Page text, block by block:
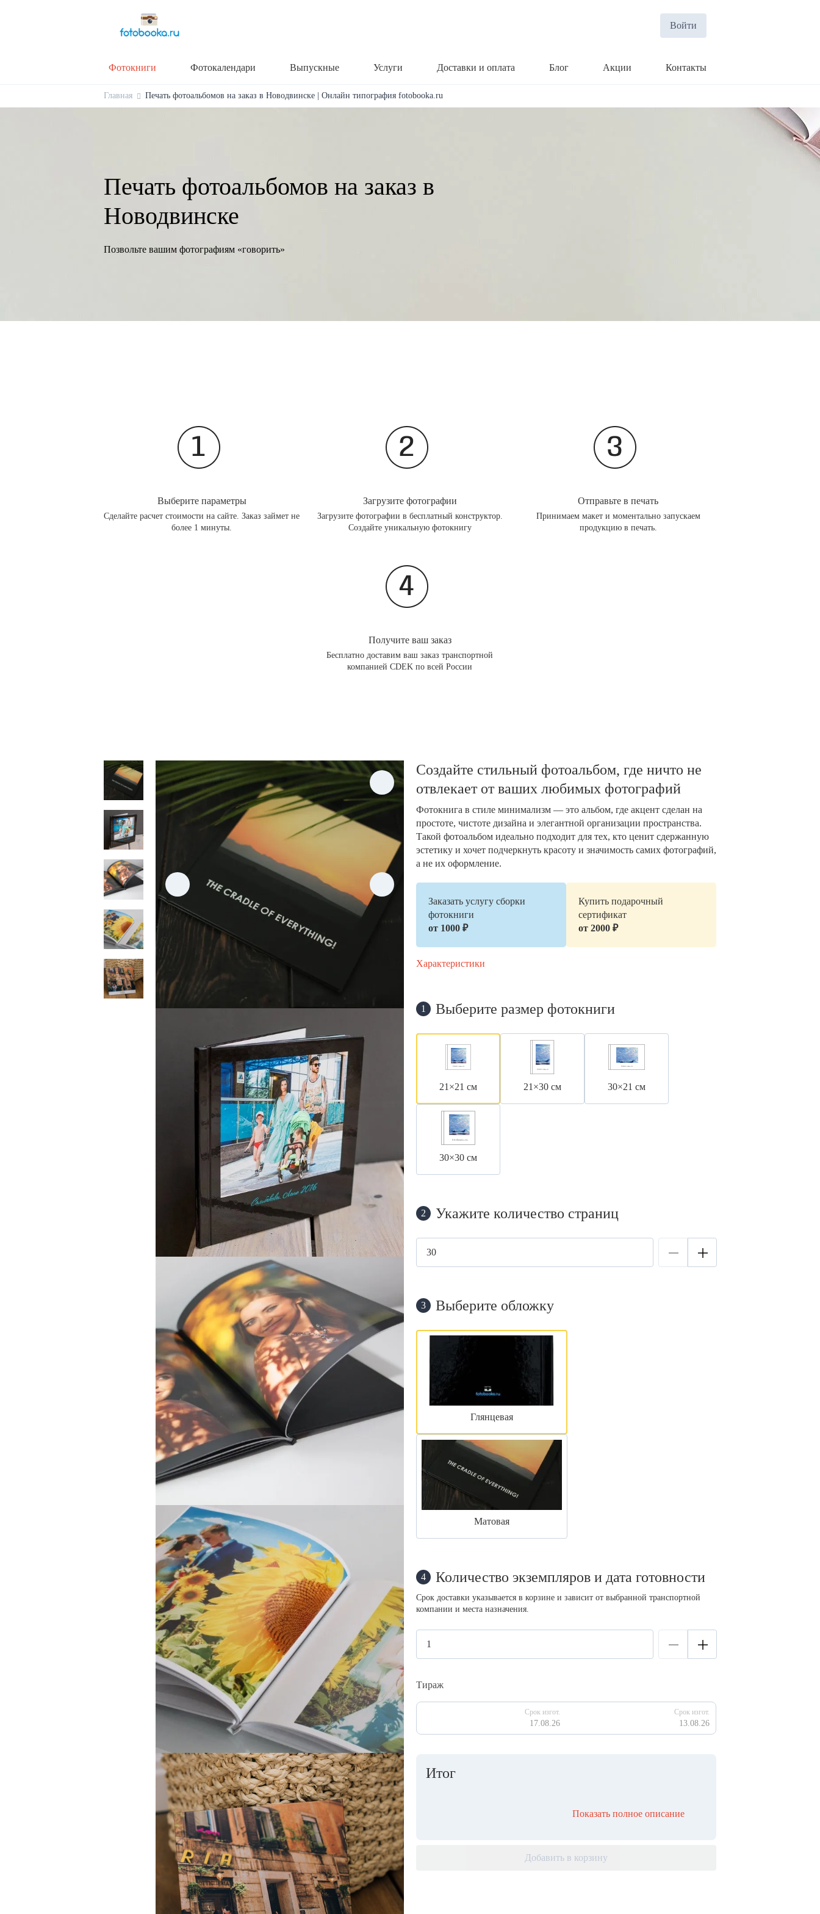
Войти
Фотокниги Фотокалендари Выпускные Услуги Доставки и оплата Блог Акции Контакты
Главная Печать фотоальбомов на заказ в Новодвинске | Онлайн типография fotobooka.ru
Печать фотоальбомов на заказ в
Новодвинске
Позвольте вашим фотографиям «говорить»
Выберите параметры
Сделайте расчет стоимости на сайте. Заказ займет не
более 1 минуты.
Загрузите фотографии
Загрузите фотографии в бесплатный конструктор.
Создайте уникальную фотокнигу
Отправьте в печать
Принимаем макет и моментально запускаем
продукцию в печать.
Получите ваш заказ
Бесплатно доставим ваш заказ транспортной
компанией CDEK по всей России
Создайте стильный фотоальбом, где ничто не
отвлекает от ваших любимых фотографий
Фотокнига в стиле минимализм — это альбом, где акцент сделан на
простоте, чистоте дизайна и элегантной организации пространства.
Такой фотоальбом идеально подходит для тех, кто ценит сдержанную
эстетику и хочет подчеркнуть красоту и значимость самих фотографий,
а не их оформление.
Заказать услугу сборки
фотокниги
от 1000 ₽
Купить подарочный
сертификат
от 2000 ₽
Характеристики
1 Выберите размер фотокниги
21×21 см 21×30 см 30×21 см
30×30 см
2 Укажите количество страниц
3 Выберите обложку
Глянцевая
Матовая
4 Количество экземпляров и дата готовности
Срок доставки указывается в корзине и зависит от выбранной транспортной
компании и места назначения.
Тираж
Срок изгот.
17.08.26
Срок изгот.
13.08.26
Итог
Показать полное описание
Добавить в корзину